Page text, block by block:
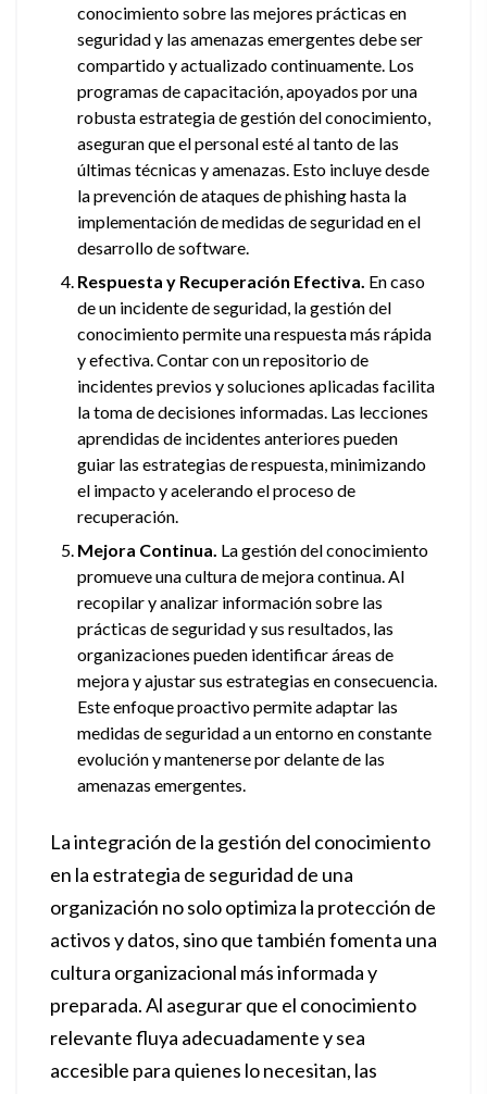
conocimiento sobre las mejores prácticas en
seguridad y las amenazas emergentes debe ser
compartido y actualizado continuamente. Los
programas de capacitación, apoyados por una
robusta estrategia de gestión del conocimiento,
aseguran que el personal esté al tanto de las
últimas técnicas y amenazas. Esto incluye desde
la prevención de ataques de phishing hasta la
implementación de medidas de seguridad en el
desarrollo de software.
Respuesta y Recuperación Efectiva. En caso
de un incidente de seguridad, la gestión del
conocimiento permite una respuesta más rápida
y efectiva. Contar con un repositorio de
incidentes previos y soluciones aplicadas facilita
la toma de decisiones informadas. Las lecciones
aprendidas de incidentes anteriores pueden
guiar las estrategias de respuesta, minimizando
el impacto y acelerando el proceso de
recuperación.
Mejora Continua. La gestión del conocimiento
promueve una cultura de mejora continua. Al
recopilar y analizar información sobre las
prácticas de seguridad y sus resultados, las
organizaciones pueden identificar áreas de
mejora y ajustar sus estrategias en consecuencia.
Este enfoque proactivo permite adaptar las
medidas de seguridad a un entorno en constante
evolución y mantenerse por delante de las
amenazas emergentes.
La integración de la gestión del conocimiento
en la estrategia de seguridad de una
organización no solo optimiza la protección de
activos y datos, sino que también fomenta una
cultura organizacional más informada y
preparada. Al asegurar que el conocimiento
relevante fluya adecuadamente y sea
accesible para quienes lo necesitan, las